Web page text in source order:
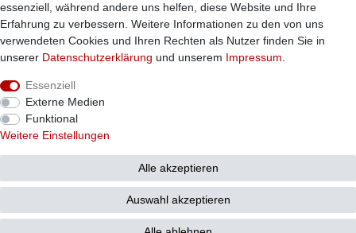
Infos
Zahlung / Versand
Individuelle Anfertigung
Bestellung widerrufen
essenziell, während andere uns helfen, diese Website und Ihre
Erfahrung zu verbessern. Weitere Informationen zu den von uns
verwendeten Cookies und Ihren Rechten als Nutzer finden Sie in
unserer Daten­schutz­erklärung und unserem Impressum
Essenziell
Externe Medien
Funktional
Weitere Einstellungen
Alle akzeptieren
Auswahl akzeptieren
© Copyright 2026 Sticker Shop Strerath